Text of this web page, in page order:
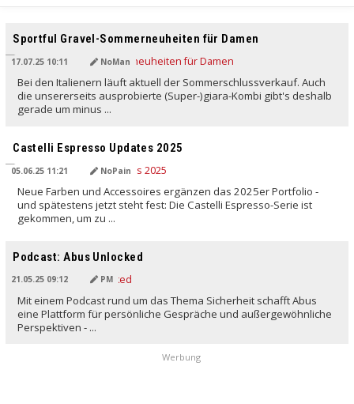
Berichte
Sportful Gravel-Sommerneuheiten für Damen
17.07.25 10:11 NoMan
Bei den Italienern läuft aktuell der Sommerschlussverkauf. Auch
die unsererseits ausprobierte (Super-)giara-Kombi gibt's deshalb
gerade um minus ...
Castelli Espresso Updates 2025
05.06.25 11:21 NoPain
Neue Farben und Accessoires ergänzen das 2025er Portfolio -
und spätestens jetzt steht fest: Die Castelli Espresso-Serie ist
gekommen, um zu ...
Podcast: Abus Unlocked
21.05.25 09:12 PM
Mit einem Podcast rund um das Thema Sicherheit schafft Abus
eine Plattform für persönliche Gespräche und außergewöhnliche
Perspektiven - ...
Werbung